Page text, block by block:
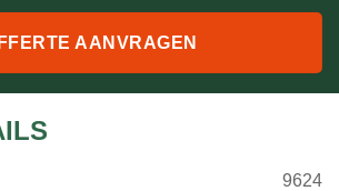
AANVRAGEN
9624